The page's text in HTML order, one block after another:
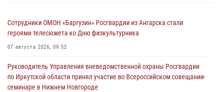
Сотрудники ОМОН «Баргузин» Росгвардии из Ангарска стали
героями телесюжета ко Дню физкультурника
07 августа 2026, 09:52
Руководитель Управления вневедомственной охраны Росгвардии
по Иркутской области принял участие во Всероссийском совещании-
семинаре в Нижнем Новгороде